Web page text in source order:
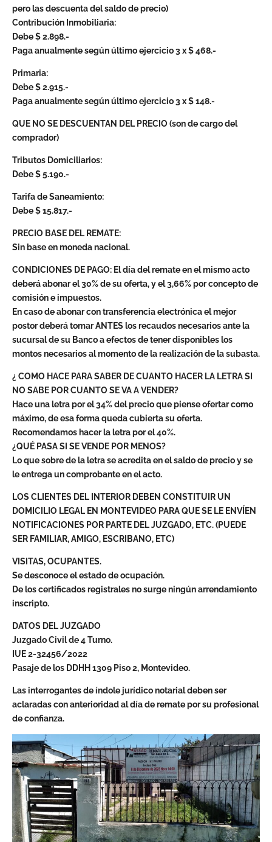
pero las descuenta del saldo de precio)
Contribución Inmobiliaria:
Debe $ 2.898.-
Paga anualmente según último ejercicio 3 x $ 468.-
Primaria:
Debe $ 2.915.-
Paga anualmente según último ejercicio 3 x $ 148.-
QUE NO SE DESCUENTAN DEL PRECIO (son de cargo del
comprador)
Tributos Domiciliarios:
Debe $ 5.190.-
Tarifa de Saneamiento:
Debe $ 15.817.-
PRECIO BASE DEL REMATE:
Sin base en moneda nacional.
CONDICIONES DE PAGO: El día del remate en el mismo acto
deberá abonar el 30% de su oferta, y el 3,66% por concepto de
comisión e impuestos.
En caso de abonar con transferencia electrónica el mejor
postor deberá tomar ANTES los recaudos necesarios ante la
sucursal de su Banco a efectos de tener disponibles los
montos necesarios al momento de la realización de la subasta.
¿ COMO HACE PARA SABER DE CUANTO HACER LA LETRA SI
NO SABE POR CUANTO SE VA A VENDER?
Hace una letra por el 34% del precio que piense ofertar como
máximo, de esa forma queda cubierta su oferta.
Recomendamos hacer la letra por el 40%.
¿QUÉ PASA SI SE VENDE POR MENOS?
Lo que sobre de la letra se acredita en el saldo de precio y se
le entrega un comprobante en el acto.
LOS CLIENTES DEL INTERIOR DEBEN CONSTITUIR UN
DOMICILIO LEGAL EN MONTEVIDEO PARA QUE SE LE ENVÍEN
NOTIFICACIONES POR PARTE DEL JUZGADO, ETC. (PUEDE
SER FAMILIAR, AMIGO, ESCRIBANO, ETC)
VISITAS, OCUPANTES.
Se desconoce el estado de ocupación.
De los certificados registrales no surge ningún arrendamiento
inscripto.
DATOS DEL JUZGADO
Juzgado Civil de 4 Turno.
IUE 2-32456/2022
Pasaje de los DDHH 1309 Piso 2, Montevideo.
Las interrogantes de índole jurídico notarial deben ser
aclaradas con anterioridad al día de remate por su profesional
de confianza.